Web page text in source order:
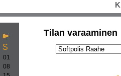
S
01
08
Tilan varaaminen